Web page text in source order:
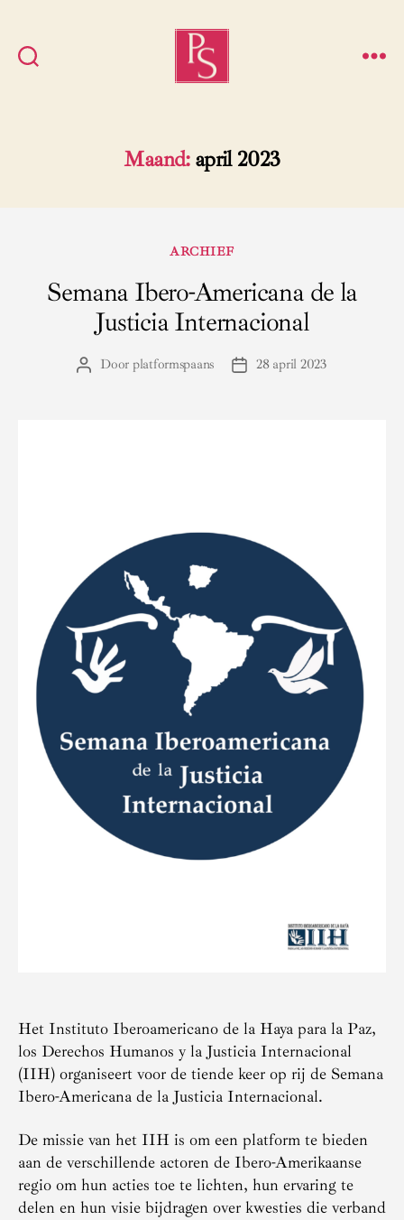
Maand: april 2023
Categorieën
ARCHIEF
Semana Ibero-Americana de la
Justicia Internacional
Berichtauteur
Door platformspaans Berichtdatum
28 april 2023
Het Instituto Iberoamericano de la Haya para la Paz,
los Derechos Humanos y la Justicia Internacional
(IIH) organiseert voor de tiende keer op rij de Semana
Ibero-Americana de la Justicia Internacional.
De missie van het IIH is om een platform te bieden
aan de verschillende actoren de Ibero-Amerikaanse
regio om hun acties toe te lichten, hun ervaring te
delen en hun visie bijdragen over kwesties die verband